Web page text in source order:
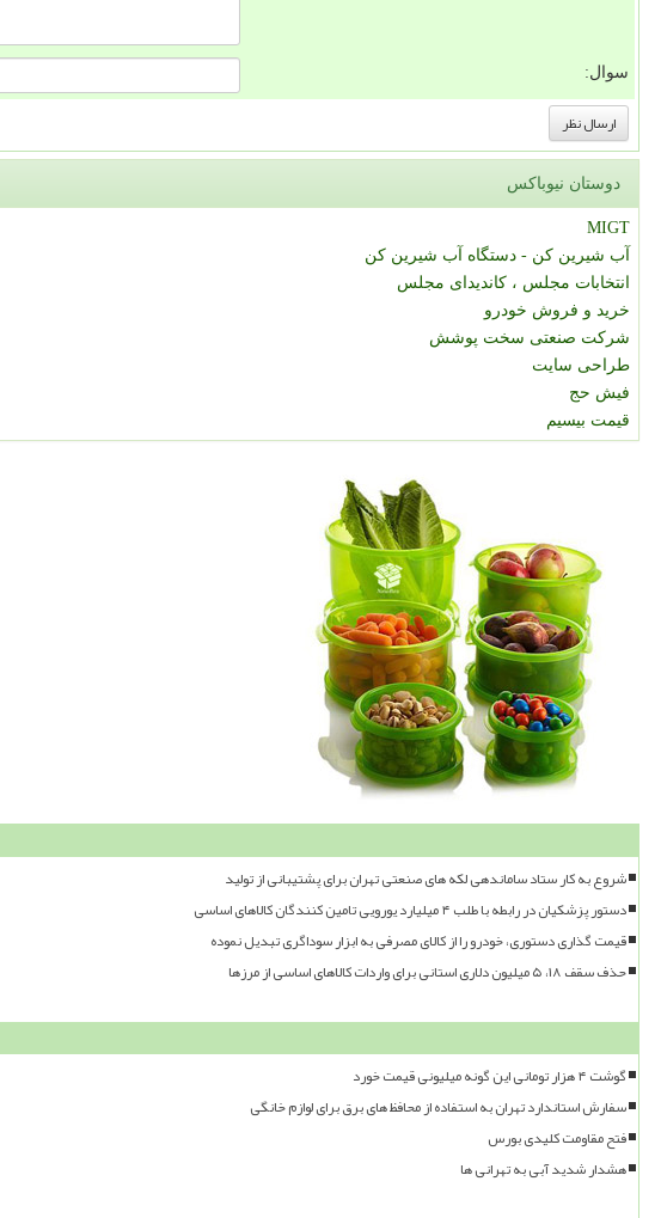
سوال:
دوستان نیوباکس
MIGT
آب شیرین کن - دستگاه آب شیرین کن
انتخابات مجلس ، کاندیدای مجلس
خرید و فروش خودرو
شرکت صنعتی سخت پوشش
طراحی سایت
فیش حج
قیمت بیسیم
شروع به کار ستاد ساماندهی لکه های صنعتی تهران برای پشتیبانی از تولید
دستور پزشکیان در رابطه با طلب ۴ میلیارد یورویی تامین کنندگان کالاهای اساسی
قیمت گذاری دستوری، خودرو را از کالای مصرفی به ابزار سوداگری تبدیل نموده
حذف سقف ۱۸، ۵ میلیون دلاری استانی برای واردات کالاهای اساسی از مرزها
گوشت ۴ هزار تومانی این گونه میلیونی قیمت خورد
سفارش استاندارد تهران به استفاده از محافظ های برق برای لوازم خانگی
فتح مقاومت کلیدی بورس
هشدار شدید آبی به تهرانی ها